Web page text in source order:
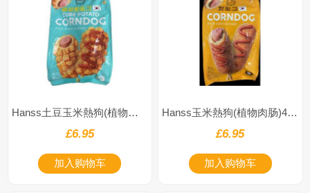
Hanss土豆玉米熱狗(植物肉肠)400g
£6.95
加入购物车
Hanss玉米熱狗(植物肉肠)400g
£6.95
加入购物车